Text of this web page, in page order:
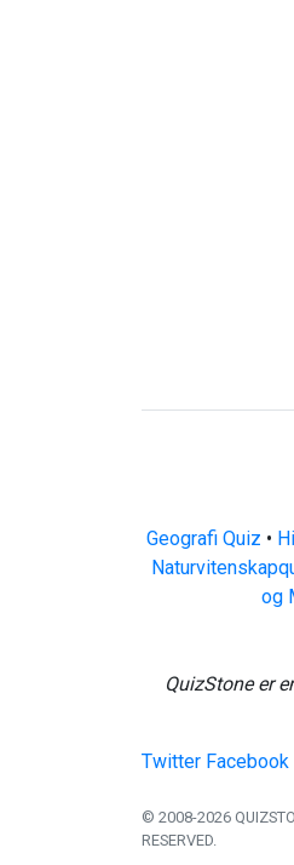
Geografi Quiz •
og
QuizStone er
Twitter Facebook
© 2008-2026
RESERVED.